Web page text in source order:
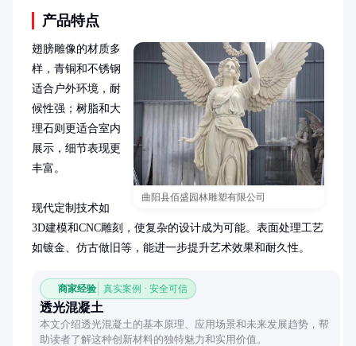
产品特点
曲阳县佰盛园林雕塑有限公司
翅膀雕像的材质多
样，青铜和不锈钢
适合户外环境，耐
候性强；树脂和大
理石则更适合室内
展示，细节表现更
丰富。
现代定制技术如
3D建模和CNC雕刻，使复杂的设计成为可能。表面处理工艺
如镀金、仿古做旧等，能进一步提升艺术效果和耐久性。
商家经验 真实案例 · 安全可信
透光混凝土
本文介绍透光混凝土的基本原理、应用场景和未来发展趋势，帮
助读者了解这种创新材料的独特魅力和实用价值。